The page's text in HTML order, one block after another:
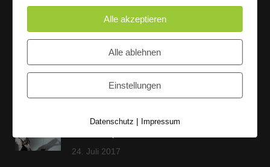
Letzte Beiträge
60 Jahre WG UNITAS eG [Scholz & Heinz]
9. Oktober 2017
FLAMINGOCAT Premium Collection [Susann
24. Juli 2017
Alle akzeptieren
Alle ablehnen
Einstellungen
Datenschutz | Impressum